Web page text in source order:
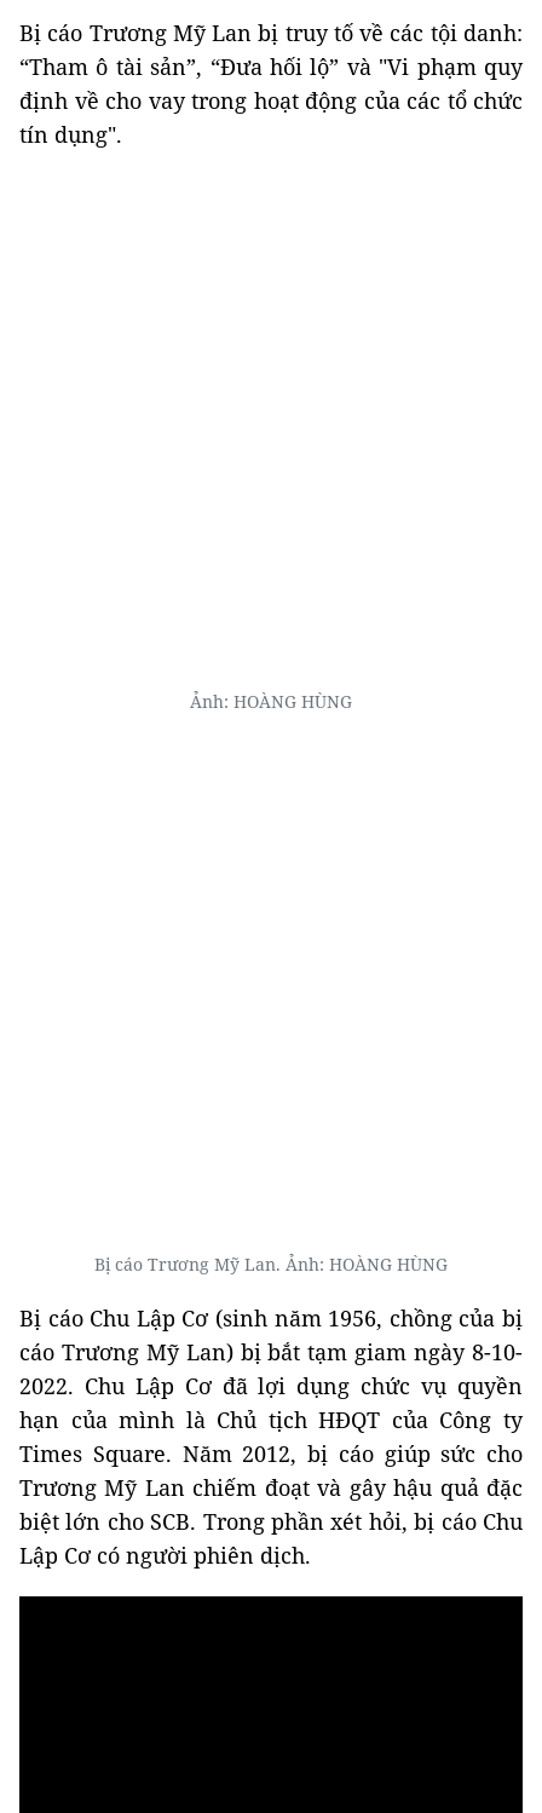
Bị cáo Trương Mỹ Lan bị truy tố về các tội danh:
“Tham ô tài sản”, “Đưa hối lộ” và "Vi phạm quy
định về cho vay trong hoạt động của các tổ chức
tín dụng".
Ảnh: HOÀNG HÙNG
Bị cáo Trương Mỹ Lan. Ảnh: HOÀNG HÙNG
Bị cáo Chu Lập Cơ (sinh năm 1956, chồng của bị
cáo Trương Mỹ Lan) bị bắt tạm giam ngày 8-10-
2022. Chu Lập Cơ đã lợi dụng chức vụ quyền
hạn của mình là Chủ tịch HĐQT của Công ty
Times Square. Năm 2012, bị cáo giúp sức cho
Trương Mỹ Lan chiếm đoạt và gây hậu quả đặc
biệt lớn cho SCB. Trong phần xét hỏi, bị cáo Chu
Lập Cơ có người phiên dịch.